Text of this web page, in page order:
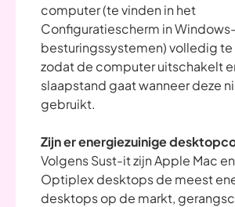
computer (te vinden in het
Configuratiescherm in Windows-
besturingssystemen) volledig
zodat de computer uitschakelt
slaapstand gaat wanneer deze
gebruikt.
Zijn er energiezuinige
Volgens Sust-it zijn Apple Mac
Optiplex desktops de meest
desktops op de markt,